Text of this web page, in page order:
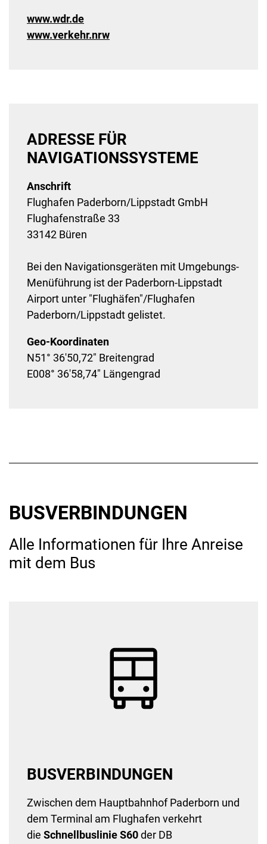
www.wdr.de
www.verkehr.nrw
ADRESSE FÜR
NAVIGATIONSSYSTEME
Anschrift
Flughafen Paderborn/Lippstadt GmbH
Flughafenstraße 33
33142 Büren
Bei den Navigationsgeräten mit Umgebungs-
Menüführung ist der Paderborn-Lippstadt
Airport unter "Flughäfen"/Flughafen
Paderborn/Lippstadt gelistet.
Geo-Koordinaten
N51° 36'50,72" Breitengrad
E008° 36'58,74" Längengrad
BUSVERBINDUNGEN
Alle Informationen für Ihre Anreise
mit dem Bus
BUSVERBINDUNGEN
Zwischen dem Hauptbahnhof Paderborn und
dem Terminal am Flughafen verkehrt
die Schnellbuslinie S60der DB